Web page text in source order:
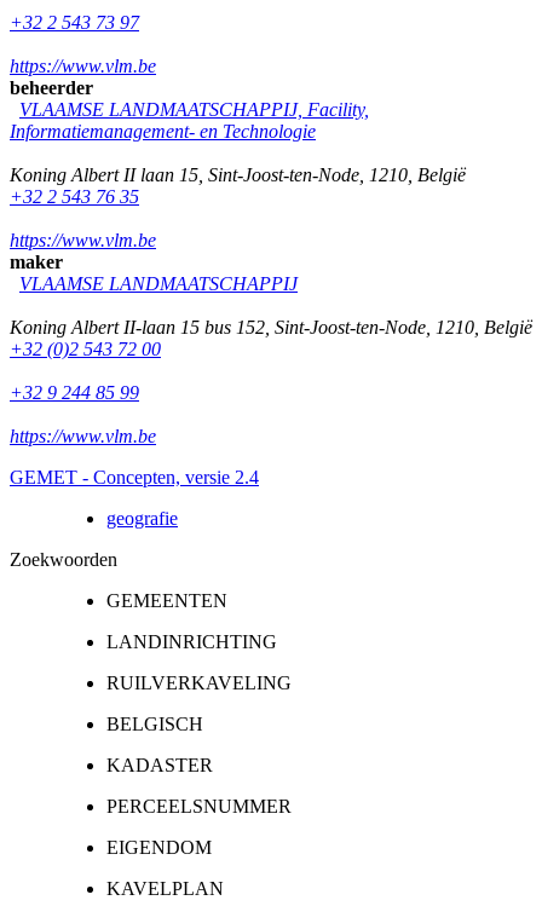
+32 2 543 73 97
https://www.vlm.be
beheerder
VLAAMSE LANDMAATSCHAPPIJ, Facility,
Informatiemanagement- en Technologie
Koning Albert II laan 15 Sint-Joost-ten-Node 1210 België
+32 2 543 76 35
https://www.vlm.be
maker
VLAAMSE LANDMAATSCHAPPIJ
Koning Albert II-laan 15 bus 152 Sint-Joost-ten-Node 1210 België
+32 (0)2 543 72 00
+32 9 244 85 99
https://www.vlm.be
GEMET - Concepten, versie 2.4
geografie
Zoekwoorden
GEMEENTEN
LANDINRICHTING
RUILVERKAVELING
BELGISCH
KADASTER
PERCEELSNUMMER
EIGENDOM
KAVELPLAN